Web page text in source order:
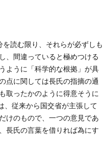
読む限り、それらが必ずしも
、間違っていると極めつける
ように「科学的な根拠」が具
点に関しては長氏の指摘の通
取ったかのように得意そうに
、従来から国交省が主張して
けのもので、一つの意見であ
長氏の言葉を借りれば為にす